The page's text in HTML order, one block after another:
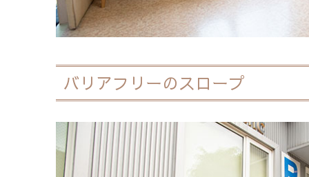
バリアフリーのスロープ